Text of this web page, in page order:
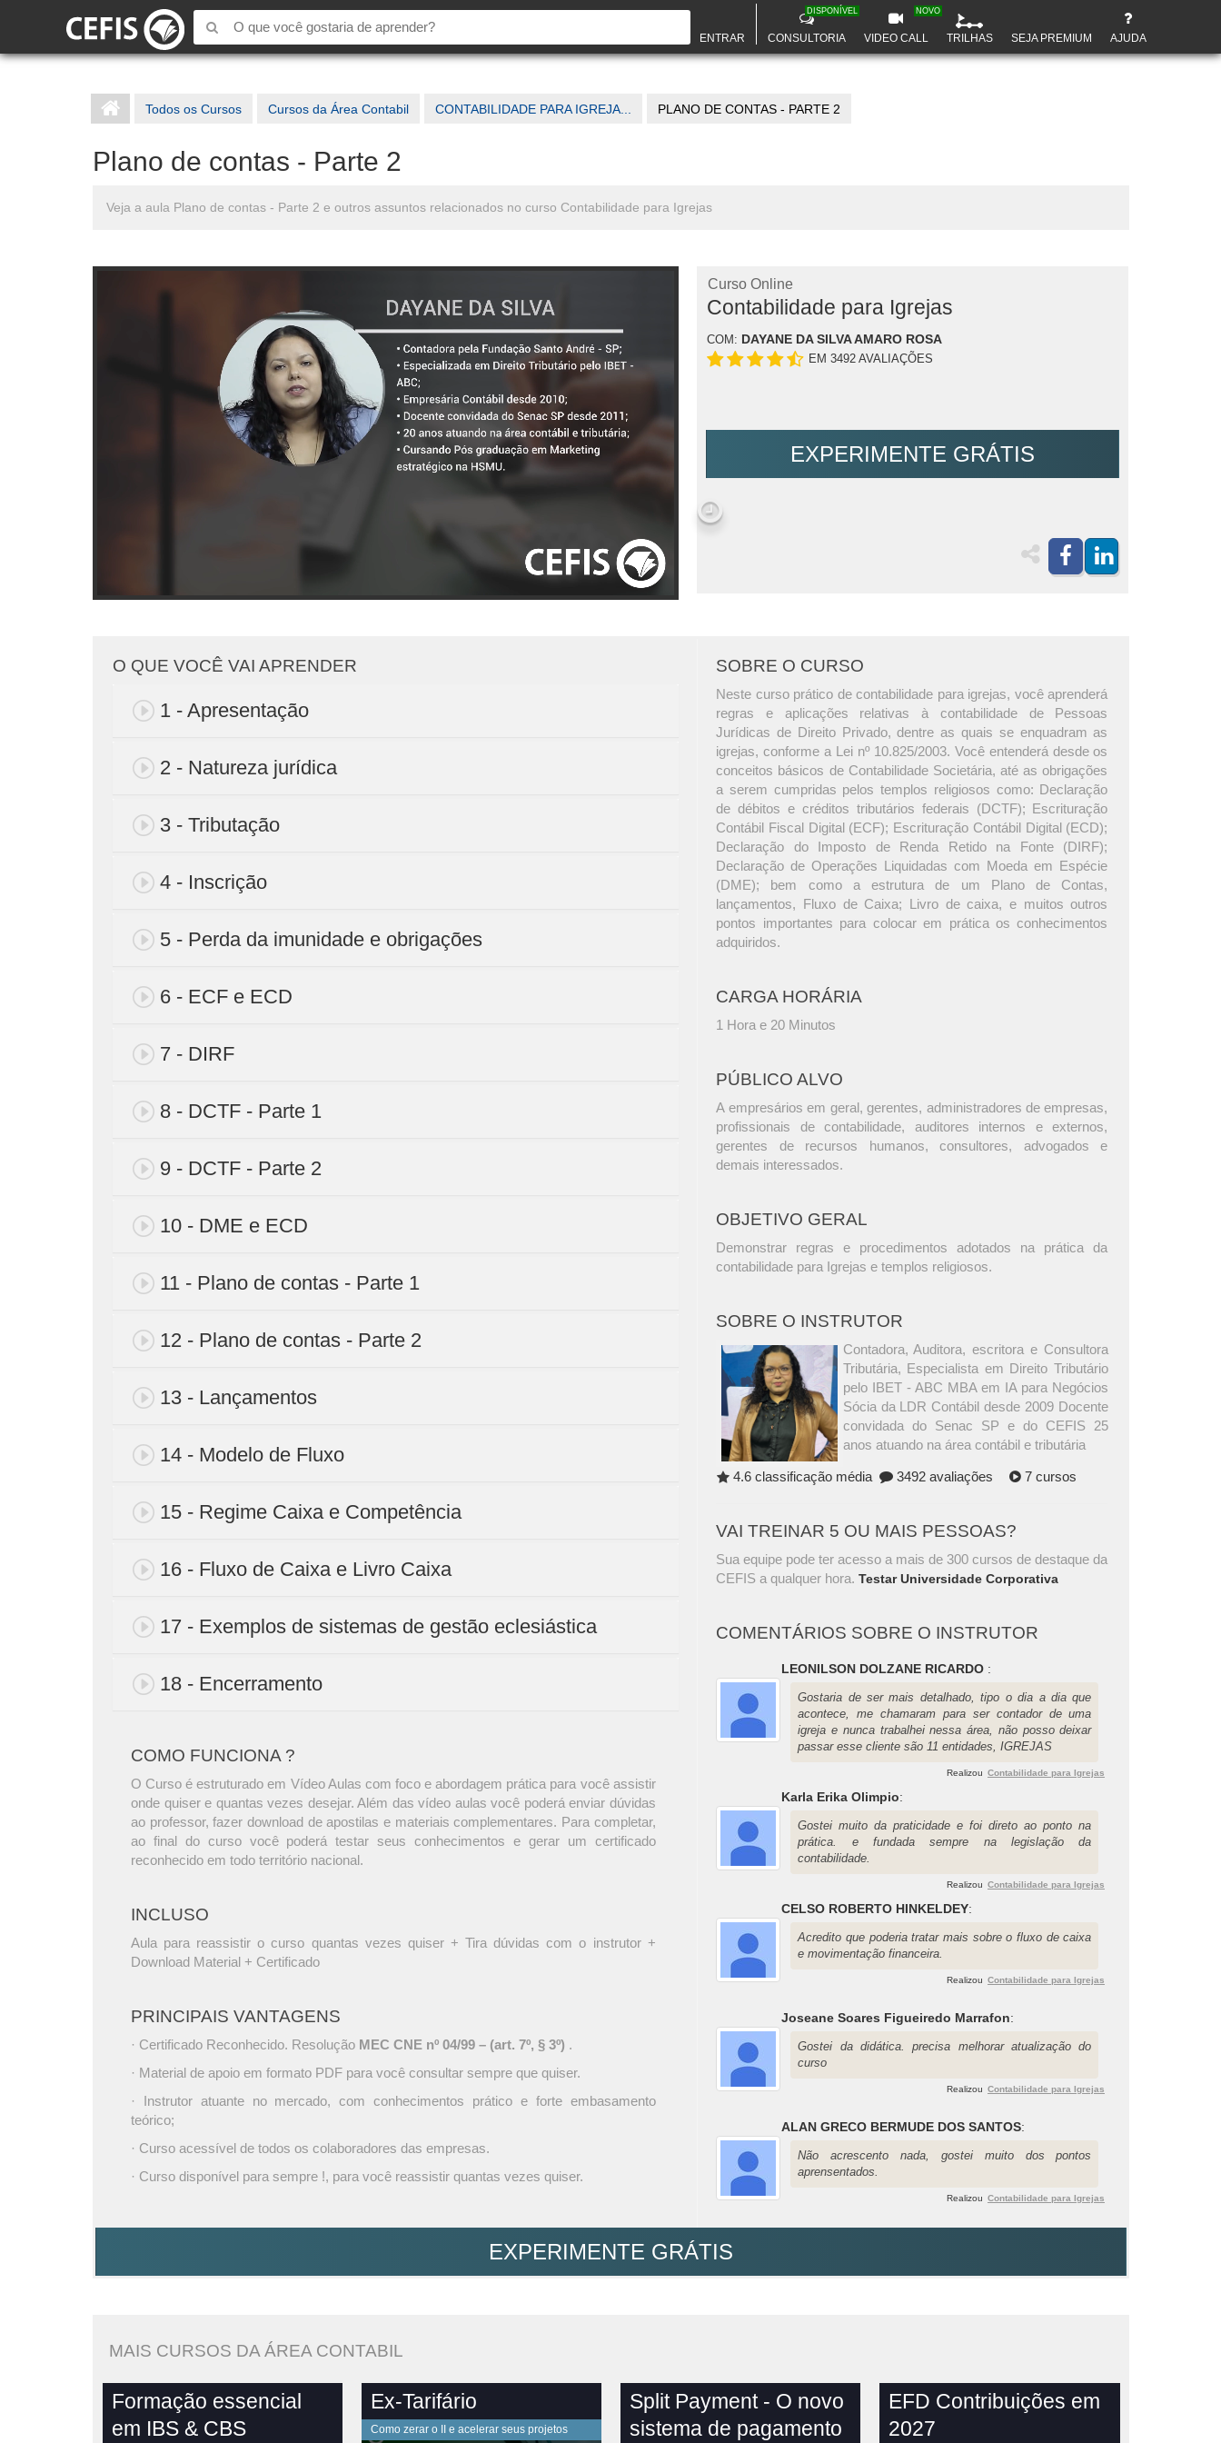
ENTRAR CONSULTORIA
DISPONÍVEL
VIDEO CALL
NOVO
TRILHAS SEJA PREMIUM AJUDA
Todos os Cursos Cursos da Área Contabil CONTABILIDADE PARA IGREJA... PLANO DE CONTAS - PARTE 2
Plano de contas - Parte 2
Veja a aula Plano de contas - Parte 2 e outros assuntos relacionados no curso Contabilidade para Igrejas
Curso Online
Contabilidade para Igrejas
COM: DAYANE DA SILVA AMARO ROSA
EM 3492 AVALIAÇÕES
EXPERIMENTE GRÁTIS
O QUE VOCÊ VAI APRENDER
1 - Apresentação
2 - Natureza jurídica
3 - Tributação
4 - Inscrição
5 - Perda da imunidade e obrigações
6 - ECF e ECD
7 - DIRF
8 - DCTF - Parte 1
9 - DCTF - Parte 2
10 - DME e ECD
11 - Plano de contas - Parte 1
12 - Plano de contas - Parte 2
13 - Lançamentos
14 - Modelo de Fluxo
15 - Regime Caixa e Competência
16 - Fluxo de Caixa e Livro Caixa
17 - Exemplos de sistemas de gestão eclesiástica
18 - Encerramento
COMO FUNCIONA ?
O Curso é estruturado em Vídeo Aulas com foco e abordagem prática para você assistir
onde quiser e quantas vezes desejar. Além das vídeo aulas você poderá enviar dúvidas
ao professor, fazer download de apostilas e materiais complementares. Para completar,
ao final do curso você poderá testar seus conhecimentos e gerar um certificado
reconhecido em todo território nacional.
INCLUSO
Aula para reassistir o curso quantas vezes quiser + Tira dúvidas com o instrutor +
Download Material + Certificado
PRINCIPAIS VANTAGENS
· Certificado Reconhecido. Resolução MEC CNE nº 04/99 – (art. 7º, § 3º) .
· Material de apoio em formato PDF para você consultar sempre que quiser.
· Instrutor atuante no mercado, com conhecimentos prático e forte embasamento
teórico;
· Curso acessível de todos os colaboradores das empresas.
· Curso disponível para sempre !, para você reassistir quantas vezes quiser.
SOBRE O CURSO
Neste curso prático de contabilidade para igrejas, você aprenderá
regras e aplicações relativas à contabilidade de Pessoas
Jurídicas de Direito Privado, dentre as quais se enquadram as
igrejas, conforme a Lei nº 10.825/2003. Você entenderá desde os
conceitos básicos de Contabilidade Societária, até as obrigações
a serem cumpridas pelos templos religiosos como: Declaração
de débitos e créditos tributários federais (DCTF); Escrituração
Contábil Fiscal Digital (ECF); Escrituração Contábil Digital (ECD);
Declaração do Imposto de Renda Retido na Fonte (DIRF);
Declaração de Operações Liquidadas com Moeda em Espécie
(DME); bem como a estrutura de um Plano de Contas,
lançamentos, Fluxo de Caixa; Livro de caixa, e muitos outros
pontos importantes para colocar em prática os conhecimentos
adquiridos.
CARGA HORÁRIA
1 Hora e 20 Minutos
PÚBLICO ALVO
A empresários em geral, gerentes, administradores de empresas,
profissionais de contabilidade, auditores internos e externos,
gerentes de recursos humanos, consultores, advogados e
demais interessados.
OBJETIVO GERAL
Demonstrar regras e procedimentos adotados na prática da
contabilidade para Igrejas e templos religiosos.
SOBRE O INSTRUTOR
Contadora, Auditora, escritora e Consultora
Tributária, Especialista em Direito Tributário
pelo IBET - ABC MBA em IA para Negócios
Sócia da LDR Contábil desde 2009 Docente
convidada do Senac SP e do CEFIS 25
anos atuando na área contábil e tributária
4.6 classificação média 3492 avaliações 7 cursos
VAI TREINAR 5 OU MAIS PESSOAS?
Sua equipe pode ter acesso a mais de 300 cursos de destaque da
CEFIS a qualquer hora.Testar Universidade Corporativa
COMENTÁRIOS SOBRE O INSTRUTOR
LEONILSON DOLZANE RICARDO :
Gostaria de ser mais detalhado, tipo o dia a dia que
acontece, me chamaram para ser contador de uma
igreja e nunca trabalhei nessa área, não posso deixar
passar esse cliente são 11 entidades, IGREJAS
Realizou Contabilidade para Igrejas
Karla Erika Olimpio:
Gostei muito da praticidade e foi direto ao ponto na
prática. e fundada sempre na legislação da
contabilidade.
Realizou Contabilidade para Igrejas
CELSO ROBERTO HINKELDEY:
Acredito que poderia tratar mais sobre o fluxo de caixa
e movimentação financeira.
Realizou Contabilidade para Igrejas
Joseane Soares Figueiredo Marrafon:
Gostei da didática. precisa melhorar atualização do
curso
Realizou Contabilidade para Igrejas
ALAN GRECO BERMUDE DOS SANTOS:
Não acrescento nada, gostei muito dos pontos
aprensentados.
Realizou Contabilidade para Igrejas
EXPERIMENTE GRÁTIS
MAIS CURSOS DA ÁREA CONTABIL
Formação essencial
em IBS & CBS
Ex-Tarifário
Como zerar o II e acelerar seus projetos
Split Payment - O novo
sistema de pagamento
EFD Contribuições em
2027